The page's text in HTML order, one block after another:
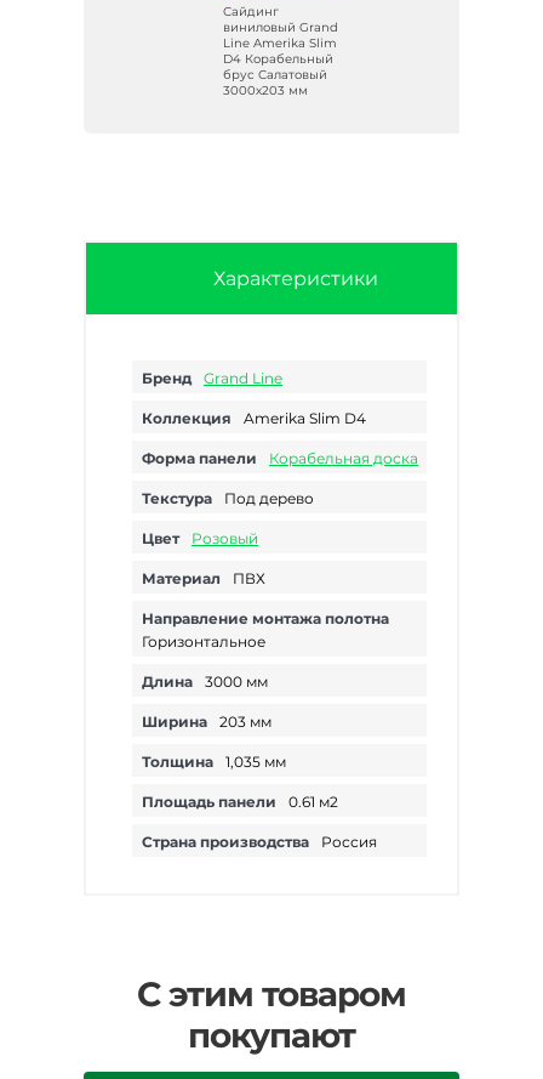
Сайдинг
виниловый Grand
Line Amerika Slim
D4 Корабельный
брус Салатовый
3000х203 мм
Характеристики
Бренд Grand Line
Коллекция Amerika Slim D4
Форма панели Корабельная доска
Текстура Под дерево
Цвет Розовый
Материал ПВХ
Направление монтажа полотна
Горизонтальное
Длина 3000 мм
Ширина 203 мм
Толщина 1,035 мм
Площадь панели 0.61 м2
Страна производства Россия
С этим товаром
покупают